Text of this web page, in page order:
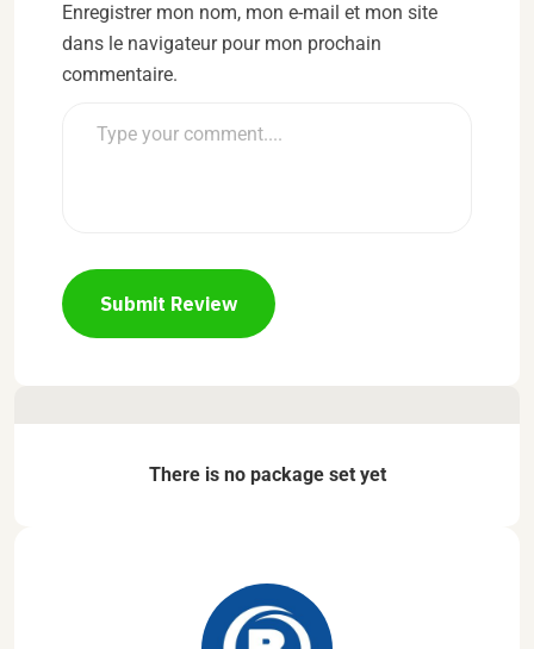
Enregistrer mon nom, mon e-mail et mon site
dans le navigateur pour mon prochain
commentaire.
Submit Review
There is no package set yet